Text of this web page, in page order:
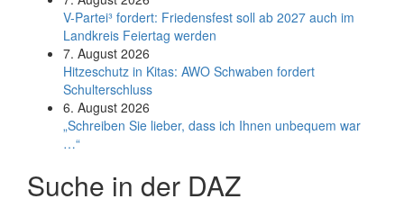
V-Partei­³ fordert: Friedens­fest soll ab 2027 auch im
Land­kreis Feier­tag werden
7. August 2026
Hitzeschutz in Kitas: AWO Schwaben fordert
Schulterschluss
6. August 2026
„Schreiben Sie lieber, dass ich Ihnen unbequem war
…“
Suche in der DAZ